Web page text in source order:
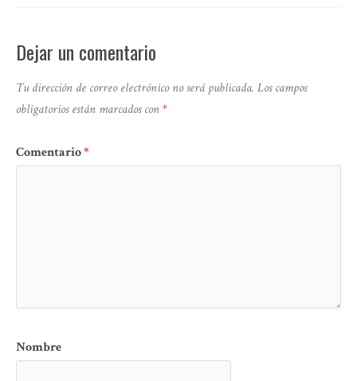
Dejar un comentario
Tu dirección de correo electrónico no será publicada. Los campos
obligatorios están marcados con*
Comentario*
Nombre